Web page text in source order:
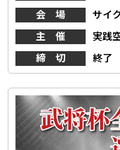
会 場
サイ
主 催
実践
締 切
終了